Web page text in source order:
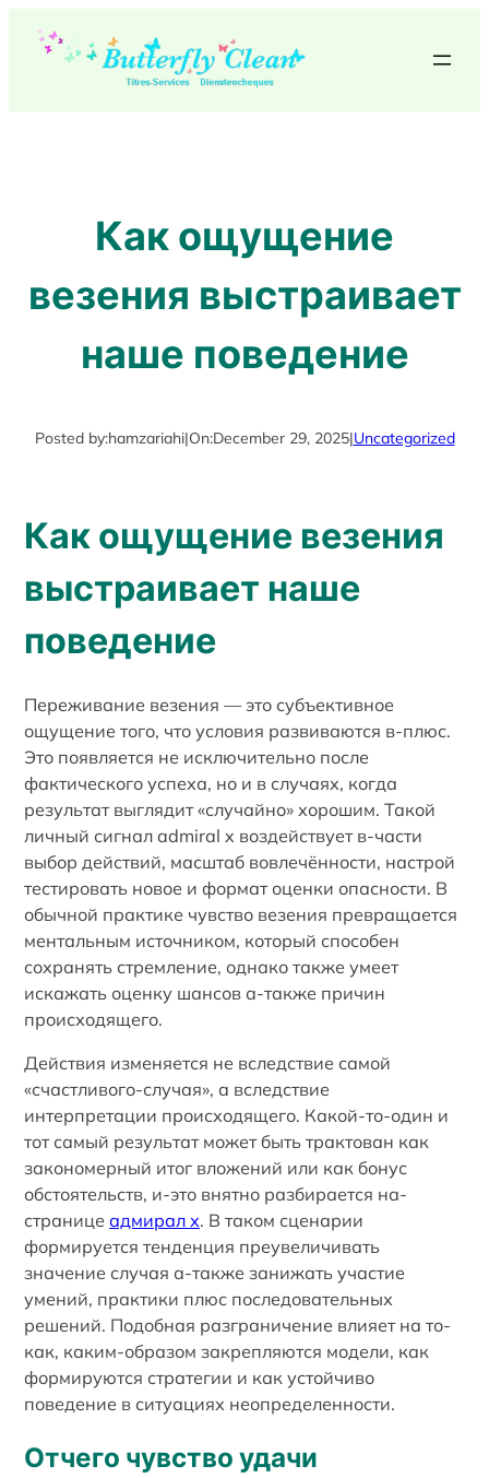
Как ощущение
везения выстраивает
наше поведение
Posted by:hamzariahi|On:December 29, 2025|Uncategorized
Как ощущение везения
выстраивает наше
поведение
Переживание везения — это субъективное
ощущение того, что условия развиваются в-плюс.
Это появляется не исключительно после
фактического успеха, но и в случаях, когда
результат выглядит «случайно» хорошим. Такой
личный сигнал admiral x воздействует в-части
выбор действий, масштаб вовлечённости, настрой
тестировать новое и формат оценки опасности. В
обычной практике чувство везения превращается
ментальным источником, который способен
сохранять стремление, однако также умеет
искажать оценку шансов а-также причин
происходящего.
Действия изменяется не вследствие самой
«счастливого-случая», а вследствие
интерпретации происходящего. Какой-то-один и
тот самый результат может быть трактован как
закономерный итог вложений или как бонус
обстоятельств, и-это внятно разбирается на-
страницеадмирал х. В таком сценарии
формируется тенденция преувеличивать
значение случая а-также занижать участие
умений, практики плюс последовательных
решений. Подобная разграничение влияет на то-
как, каким-образом закрепляются модели, как
формируются стратегии и как устойчиво
поведение в ситуациях неопределенности.
Отчего чувство удачи